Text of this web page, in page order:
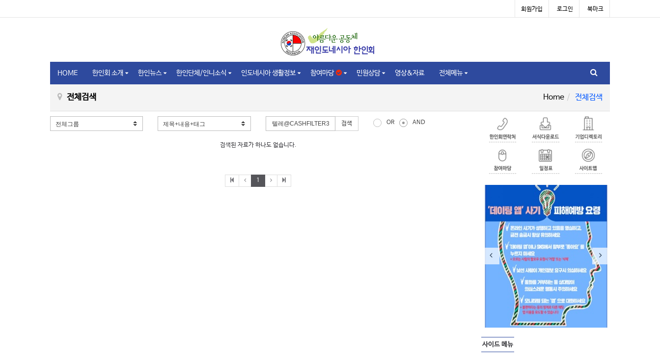
회원가입 로그인 북마크
HOME 한인회 소개 한인뉴스 한인단체/인니소식 인도네시아 생활정보 참여마당 민원상담 영상&자료 전체메뉴
전체검색 Home 전체검색
검색 OR AND
검색된 자료가 하나도 없습니다.
1
사이드 메뉴